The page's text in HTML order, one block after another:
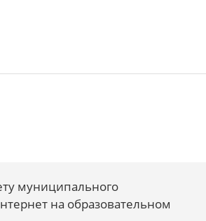
муниципального
на образовательном